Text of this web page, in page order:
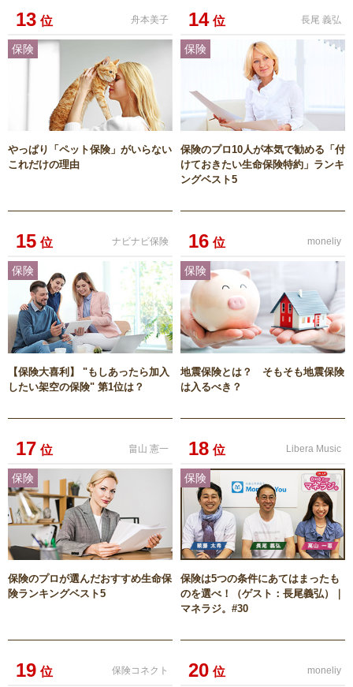
13 位
保険
舟本美子
やっぱり「ペット保険」がいらない
これだけの理由
14 位
保険
長尾 義弘
保険のプロ10人が本気で勧める「付
けておきたい生命保険特約」ランキ
ングベスト5
15 位
保険
ナビナビ保険
【保険大喜利】 "もしあったら加入
したい架空の保険" 第1位は？
16 位
保険
moneliy
地震保険とは？ そもそも地震保険
は入るべき？
17 位
保険
畠山 憲一
保険のプロが選んだおすすめ生命保
険ランキングベスト5
18 位
保険
Libera Music
保険は5つの条件にあてはまったも
のを選べ！（ゲスト：長尾義弘）｜
マネラジ。#30
19 位 保険コネクト 20 位 moneliy